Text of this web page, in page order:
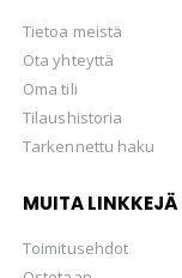
Tietoa meistä
Ota yhteyttä
Oma tili
Tilaushistoria
Tarkennettu haku
MUITA LINKKEJÄ
Toimitusehdot